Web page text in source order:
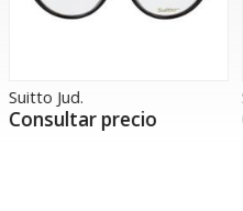
Suitto Mor.
Consultar precio